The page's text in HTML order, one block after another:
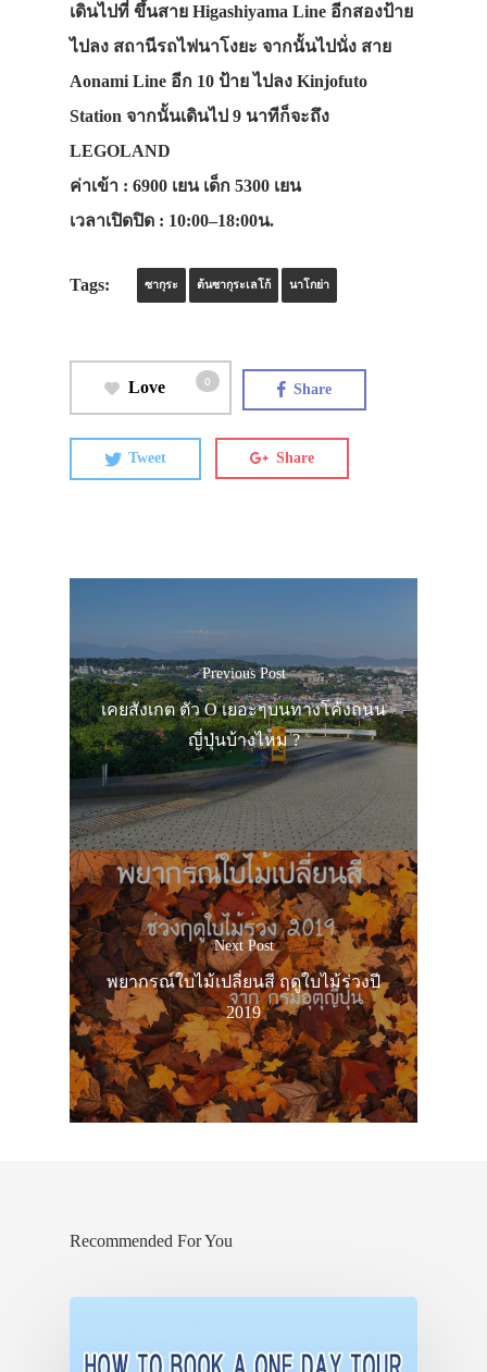
เดินไปที่ ขึ้นสาย Higashiyama Line อีกสองป้าย
ไปลง สถานีรถไฟนาโงยะ จากนั้นไปนั่ง สาย
Aonami Line อีก 10 ป้าย ไปลง Kinjofuto
Station จากนั้นเดินไป 9 นาทีก็จะถึง
LEGOLAND
ค่าเข้า : 6900 เยน เด็ก 5300 เยน
เวลาเปิดปิด : 10:00–18:00น.
Tags: ซากุระ ต้นซากุระเลโก้ นาโกย่า
Love 0 Share
Tweet Share
Previous Post
เคยสังเกต ตัว O เยอะๆบนทางโค้งถนน
ญี่ปุ่นบ้างไหม ?
Next Post
พยากรณ์ใบไม้เปลี่ยนสี ฤดูใบไม้ร่วงปี
2019
Recommended For You